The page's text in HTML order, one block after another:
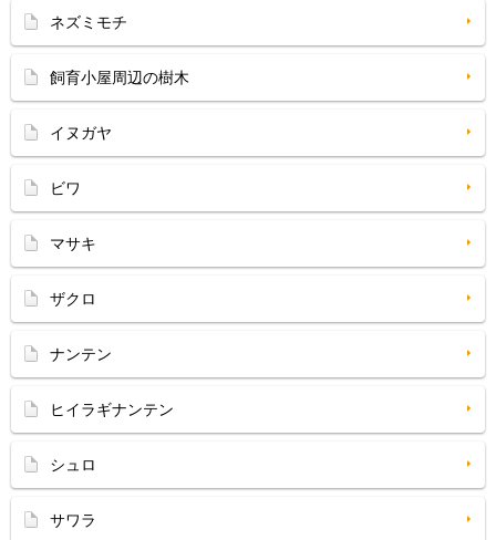
ネズミモチ
飼育小屋周辺の樹木
イヌガヤ
ビワ
マサキ
ザクロ
ナンテン
ヒイラギナンテン
シュロ
サワラ